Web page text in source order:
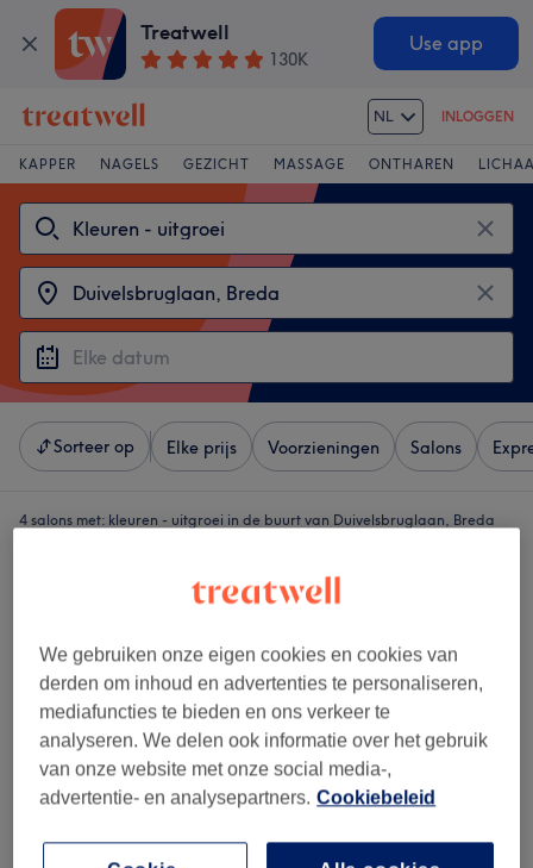
Treatwell
130K
Use app
NL INLOGGEN
KAPPER NAGELS GEZICHT MASSAGE ONTHAREN
Sorteer op Elke prijs Voorzieningen Salons
4 salons met: kleuren - uitgroei in de buurt van Duivelsbruglaan, Breda
We gebruiken onze eigen cookies en cookies van
derden om inhoud en advertenties te personaliseren,
mediafuncties te bieden en ons verkeer te
analyseren. We delen ook informatie over het gebruik
van onze website met onze social media-,
advertentie- en analysepartners. Cookiebeleid